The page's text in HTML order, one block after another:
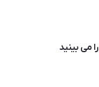
را می بینید